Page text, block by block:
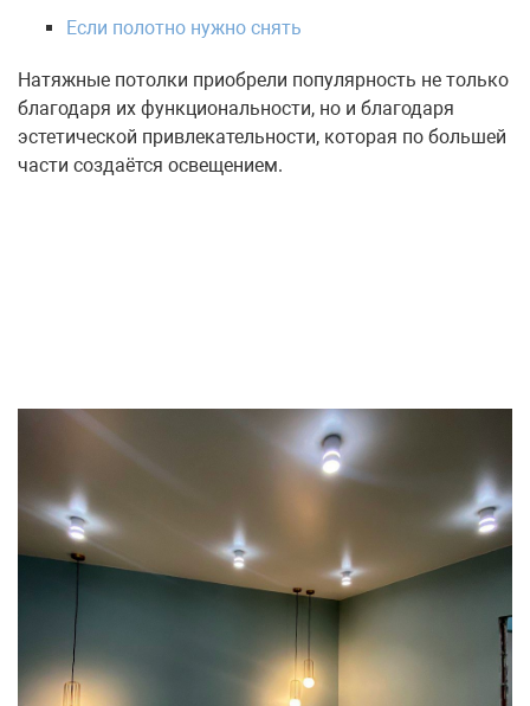
Если полотно нужно снять
Натяжные потолки приобрели популярность не только
благодаря их функциональности, но и благодаря
эстетической привлекательности, которая по большей
части создаётся освещением.